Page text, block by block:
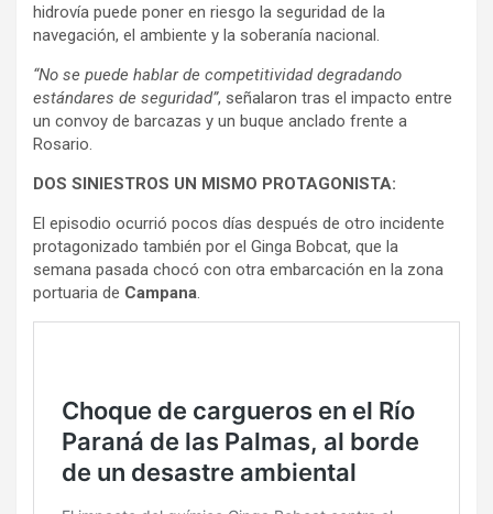
hidrovía puede poner en riesgo la seguridad de la
navegación, el ambiente y la soberanía nacional.
“No se puede hablar de competitividad degradando
estándares de seguridad”, señalaron tras el impacto entre
un convoy de barcazas y un buque anclado frente a
Rosario.
DOS SINIESTROS UN MISMO PROTAGONISTA:
El episodio ocurrió pocos días después de otro incidente
protagonizado también por el Ginga Bobcat, que la
semana pasada chocó con otra embarcación en la zona
portuaria de Campana.